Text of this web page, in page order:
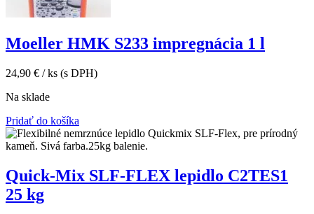
Moeller HMK S233 impregnácia 1 l
24,90 € / ks (s DPH)
Na sklade
Pridať do košíka
Quick-Mix SLF-FLEX lepidlo C2TES1
25 kg